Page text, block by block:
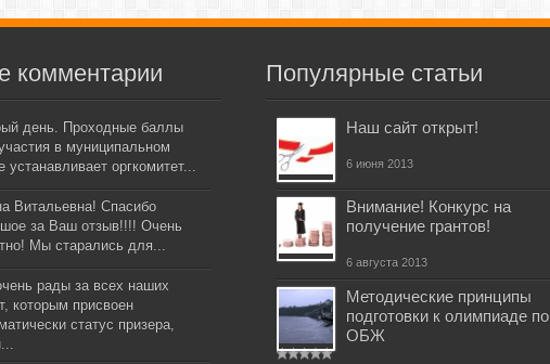
комментарии
день. Проходные баллы
в муниципальном
устанавливает оргкомитет...
Витальевна! Спасибо
за Ваш отзыв!!!! Очень
Мы старались для...
рады за всех наших
которым присвоен
статус призера,
Популярные статьи
Наш сайт открыт!
6 июня 2013
Внимание! Конкурс на
получение грантов!
6 августа 2013
Методические принципы
подготовки к олимпиаде по
ОБЖ